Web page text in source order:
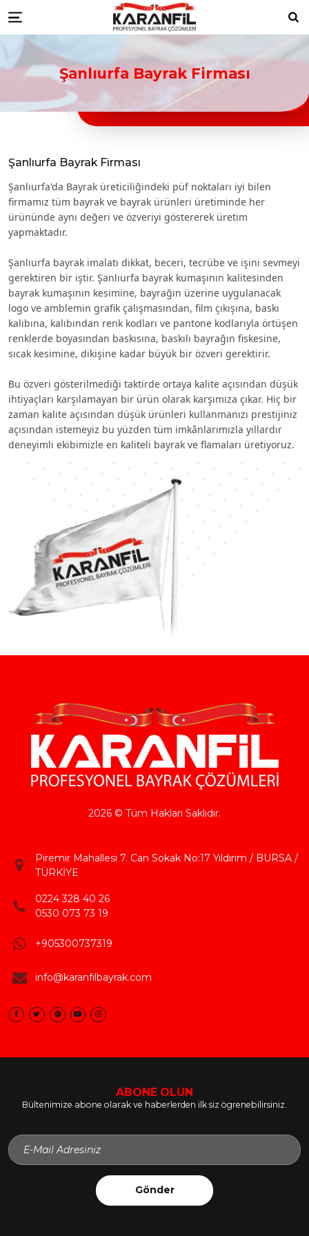
bayrakları Düzce Resmi Kurum Bayrakları Düzce ikili masa bayrağı Düzce bayrak
Düzce türk bayrağı imalatçılarıDüzce Ülke BayraklarıDüzce turk bayragı
toptancısı
Karanfil Profesyonel Bayrak
Menu
Şanlıurfa Bayrak Firması
Şanlıurfa Bayrak Firması
Şanlıurfa'da Bayrak üreticiliğindeki püf noktaları iyi bilen
firmamız tüm bayrak ve bayrak ürünleri üretiminde her
ürününde aynı değeri ve özveriyi göstererek üretim
yapmaktadır.
Şanlıurfa bayrak imalatı dikkat, beceri, tecrübe ve işini sevmeyi
gerektiren bir iştir. Şanlıurfa bayrak kumaşının kalitesinden
bayrak kumaşının kesimine, bayrağın üzerine uygulanacak
logo ve amblemin grafik çalışmasından, film çıkışına, baskı
kalıbına, kalıbından renk kodları ve pantone kodlarıyla örtüşen
renklerde boyasından baskısına, baskılı bayrağın fiskesine,
sıcak kesimine, dikişine kadar büyük bir özveri gerektirir.
Bu özveri gösterilmediği taktirde ortaya kalite açısından düşük
ihtiyaçları karşılamayan bir ürün olarak karşımıza çıkar. Hiç bir
zaman kalite açısından düşük ürünleri kullanmanızı prestijiniz
açısından istemeyiz bu yüzden tüm imkânlarımızla yıllardır
deneyimli ekibimizle en kaliteli bayrak ve flamaları üretiyoruz.
2026 © Tüm Hakları Saklıdır.
Piremir Mahallesi 7. Can Sokak No:17 Yıldırım / BURSA /
TÜRKİYE
0224 328 40 26
0530 073 73 19
+905300737319
info@karanfilbayrak.com
ABONE OLUN
Bültenimize abone olarak ve haberlerden ilk siz ögrenebilirsiniz.
Gönder